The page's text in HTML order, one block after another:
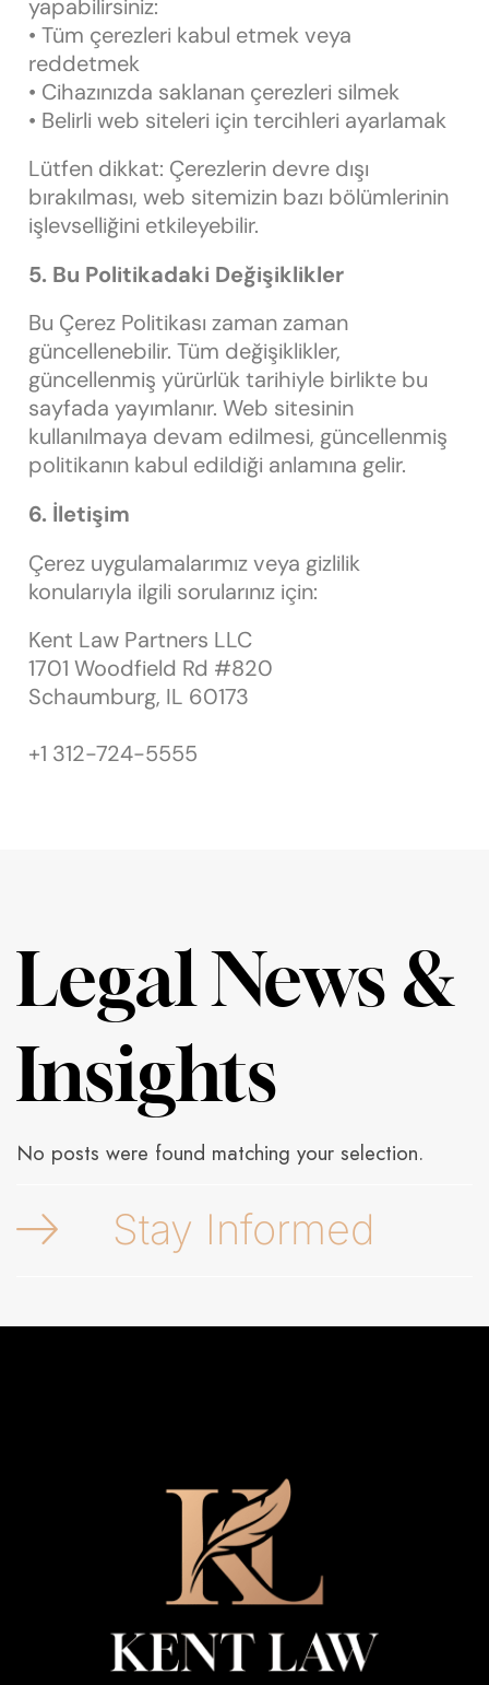
yapabilirsiniz:
• Tüm çerezleri kabul etmek veya
reddetmek
• Cihazınızda saklanan çerezleri silmek
• Belirli web siteleri için tercihleri ayarlamak
Lütfen dikkat: Çerezlerin devre dışı
bırakılması, web sitemizin bazı bölümlerinin
işlevselliğini etkileyebilir.
5. Bu Politikadaki Değişiklikler
Bu Çerez Politikası zaman zaman
güncellenebilir. Tüm değişiklikler,
güncellenmiş yürürlük tarihiyle birlikte bu
sayfada yayımlanır. Web sitesinin
kullanılmaya devam edilmesi, güncellenmiş
politikanın kabul edildiği anlamına gelir.
6. İletişim
Çerez uygulamalarımız veya gizlilik
konularıyla ilgili sorularınız için:
Kent Law Partners LLC
1701 Woodfield Rd #820
Schaumburg, IL 60173
+1 312-724-5555
Legal News &
Insights
No posts were found matching your selection.
Stay Informed